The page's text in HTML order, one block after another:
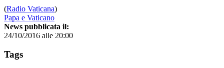
(Radio Vaticana)
Papa e Vaticano
News pubblicata il:
24/10/2016 alle 20:00
Tags